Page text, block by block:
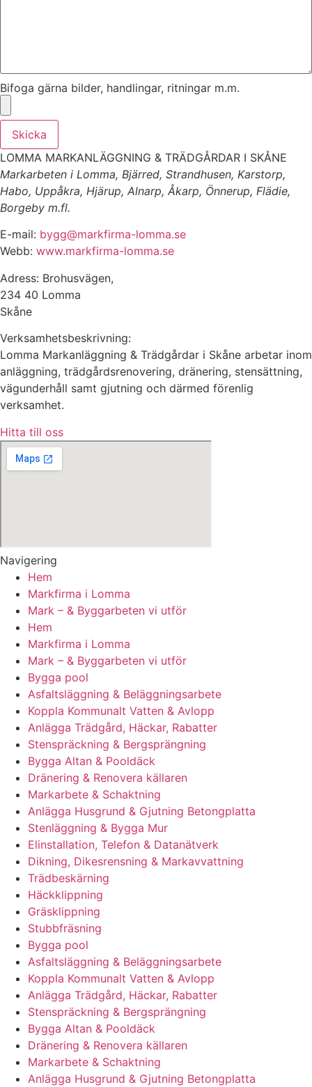
Bifoga gärna bilder, handlingar, ritningar m.m.
Skicka
LOMMA MARKANLÄGGNING & TRÄDGÅRDAR I SKÅNE
Markarbeten i Lomma, Bjärred, Strandhusen, Karstorp,
Habo, Uppåkra, Hjärup, Alnarp, Åkarp, Önnerup, Flädie,
Borgeby m.fl.
E-mail: bygg@markfirma-lomma.se
Webb: www.markfirma-lomma.se
Adress: Brohusvägen,
234 40 Lomma
Skåne
Verksamhetsbeskrivning:
Lomma Markanläggning & Trädgårdar i Skåne arbetar inom
anläggning, trädgårdsrenovering, dränering, stensättning,
vägunderhåll samt gjutning och därmed förenlig
verksamhet.
Hitta till oss
Navigering
Hem
Markfirma i Lomma
Mark – & Byggarbeten vi utför
Hem
Markfirma i Lomma
Mark – & Byggarbeten vi utför
Bygga pool
Asfaltsläggning & Beläggningsarbete
Koppla Kommunalt Vatten & Avlopp
Anlägga Trädgård, Häckar, Rabatter
Stenspräckning & Bergsprängning
Bygga Altan & Pooldäck
Dränering & Renovera källaren
Markarbete & Schaktning
Anlägga Husgrund & Gjutning Betongplatta
Stenläggning & Bygga Mur
Elinstallation, Telefon & Datanätverk
Dikning, Dikesrensning & Markavvattning
Trädbeskärning
Häckklippning
Gräsklippning
Stubbfräsning
Bygga pool
Asfaltsläggning & Beläggningsarbete
Koppla Kommunalt Vatten & Avlopp
Anlägga Trädgård, Häckar, Rabatter
Stenspräckning & Bergsprängning
Bygga Altan & Pooldäck
Dränering & Renovera källaren
Markarbete & Schaktning
Anlägga Husgrund & Gjutning Betongplatta